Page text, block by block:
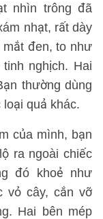
nhìn trông đã
nhạt, rất dày
đen, to như
nghịch. Hai
thường dùng
quả khác.
của mình, bạn
ra ngoài chiếc
đó khoẻ như
vỏ cây, cắn vỡ
Hai bên mép